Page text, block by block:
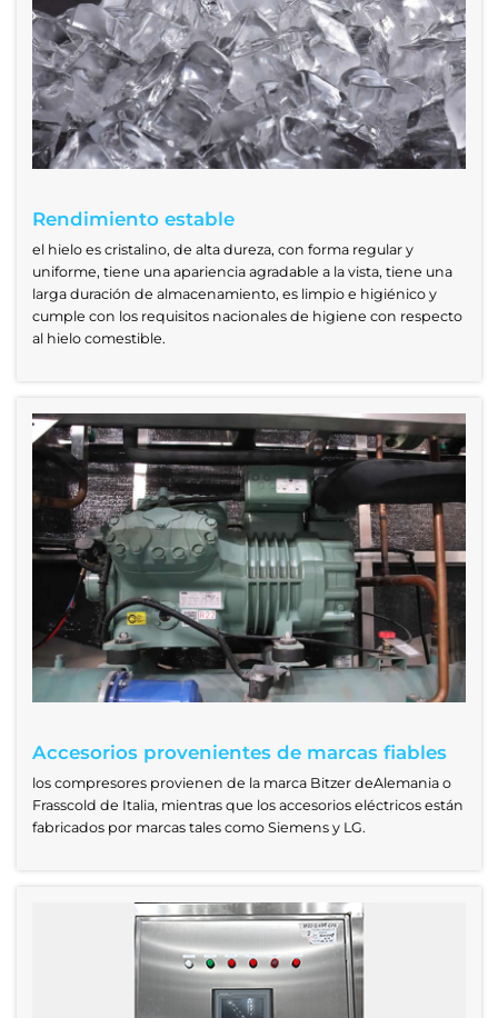
Rendimiento estable
el hielo es cristalino, de alta dureza, con forma regular y
uniforme, tiene una apariencia agradable a la vista, tiene una
larga duración de almacenamiento, es limpio e higiénico y
cumple con los requisitos nacionales de higiene con respecto
al hielo comestible.
Accesorios provenientes de marcas fiables
los compresores provienen de la marca Bitzer deAlemania o
Frasscold de Italia, mientras que los accesorios eléctricos están
fabricados por marcas tales como Siemens y LG.